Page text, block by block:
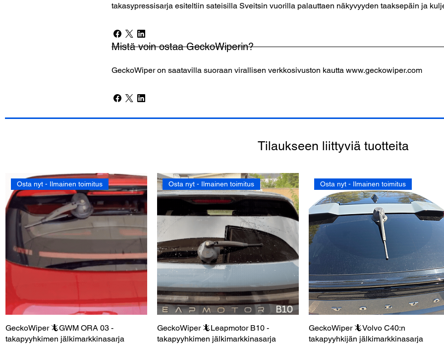
takasypressisarja esiteltiin sateisilla Sveitsin vuorilla palauttaen näkyvyyden taaksepäin ja
Mistä voin ostaa GeckoWiperin?
GeckoWiper on saatavilla suoraan virallisen verkkosivuston kautta www.geckowiper.com
Tilaukseen liittyviä tuotteita
Pikakatselu
Osta nyt - Ilmainen toimitus
GeckoWiper 🦎GWM ORA 03 -
takapyyhkimen jälkimarkkinasarja
Pikakatselu
Osta nyt - Ilmainen toimitus
GeckoWiper 🦎Leapmotor B10 -
takapyyhkimen jälkimarkkinasarja
Pikakatselu
Osta nyt - Ilmainen toimitus
GeckoWiper 🦎Volvo C40:n
takapyyhkijän jälkimarkkinasarja